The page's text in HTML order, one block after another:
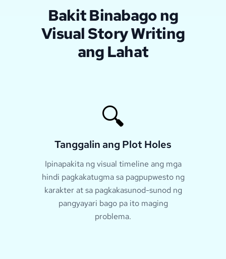
Bakit Binabago ng
Visual Story Writing
ang Lahat
🔍
Tanggalin ang Plot Holes
Ipinapakita ng visual timeline ang mga
hindi pagkakatugma sa pagpupwesto ng
karakter at sa pagkakasunod-sunod ng
pangyayari bago pa ito maging
problema.